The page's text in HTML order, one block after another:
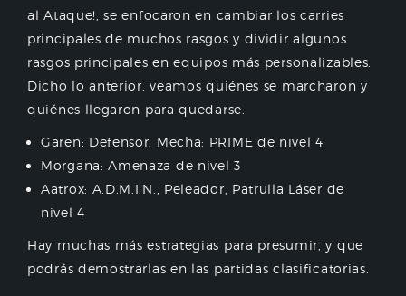
al Ataque!, se enfocaron en cambiar los carries
principales de muchos rasgos y dividir algunos
rasgos principales en equipos más personalizables.
Dicho lo anterior, veamos quiénes se marcharon y
quiénes llegaron para quedarse.
Garen: Defensor, Mecha: PRIME de nivel 4
Morgana: Amenaza de nivel 3
Aatrox: A.D.M.I.N., Peleador, Patrulla Láser de
nivel 4
Hay muchas más estrategias para presumir, y que
podrás demostrarlas en las partidas clasificatorias.